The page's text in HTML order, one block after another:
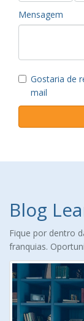
Mensagem
Gostaria de
mail
Blog
Fique por dentro
franquias.